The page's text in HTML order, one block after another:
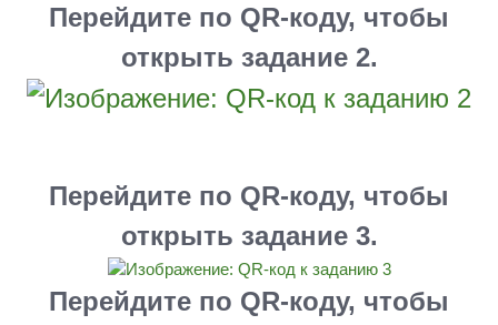
Перейдите по QR-коду, чтобы
открыть задание 2.
Перейдите по QR-коду, чтобы
открыть задание 3.
Перейдите по QR-коду, чтобы